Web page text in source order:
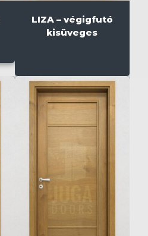
LIZA – végigfutó
kisüveges